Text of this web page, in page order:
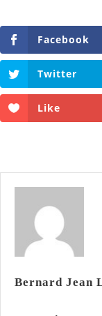
Facebook
Twitter
Like
Bernard Jean